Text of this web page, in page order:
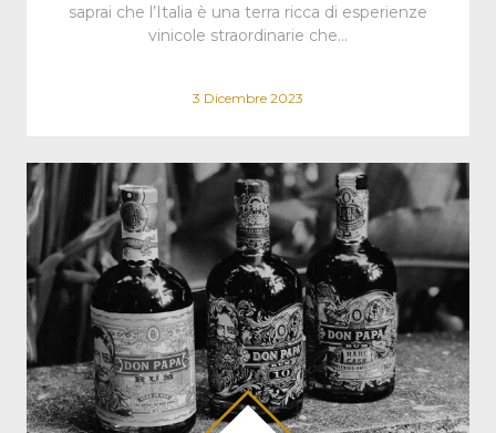
saprai che l’Italia è una terra ricca di esperienze
vinicole straordinarie che…
3 Dicembre 2023